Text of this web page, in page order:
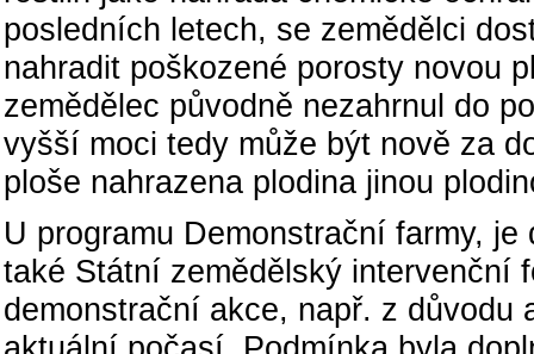
posledních letech, se zemědělci
nahradit poškozené porosty novou
zemědělec původně nezahrnul do
vyšší moci tedy může být nově za
ploše nahrazena plodina jinou
U programu Demonstrační farmy,
také Státní zemědělský intervenční
demonstrační akce, např. z důvodu